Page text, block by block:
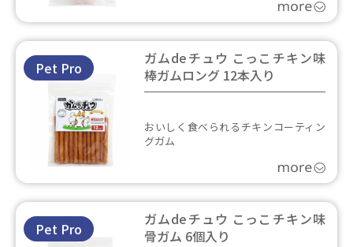
Pet Pro
ガムdeチュウ こっこチキン味
棒ガムロング 12本入り
おいしく食べられるチキンコーティン
グガム
Pet Pro
ガムdeチュウ こっこチキン味
骨ガム 6個入り